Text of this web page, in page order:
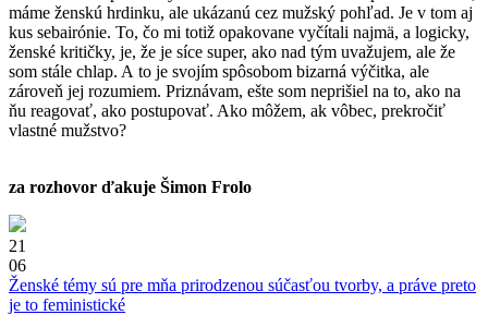
máme ženskú hrdinku, ale ukázanú cez mužský pohľad. Je v tom aj
kus sebairónie. To, čo mi totiž opakovane vyčítali najmä, a logicky,
ženské kritičky, je, že je síce super, ako nad tým uvažujem, ale že
som stále chlap. A to je svojím spôsobom bizarná výčitka, ale
zároveň jej rozumiem. Priznávam, ešte som neprišiel na to, ako na
ňu reagovať, ako postupovať. Ako môžem, ak vôbec, prekročiť
vlastné mužstvo?
za rozhovor ďakuje Šimon Frolo
21
06
Ženské témy sú pre mňa prirodzenou súčasťou tvorby, a práve preto
je to feministické